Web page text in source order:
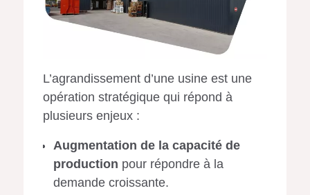
L’agrandissement d’une usine est une
opération stratégique qui répond à
plusieurs enjeux :
Augmentation de la capacité de
production pour répondre à la
demande croissante.